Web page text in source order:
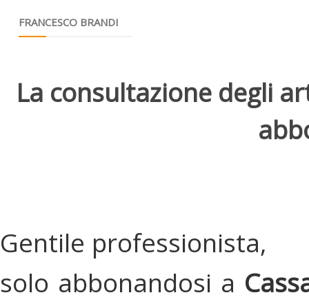
FRANCESCO BRANDI
La consultazione degli
Gentile professionista,
solo abbonandosi a